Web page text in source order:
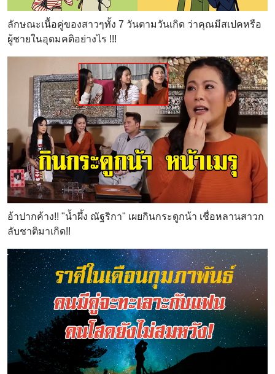
ลักษณะเนื้อคู่ของสาวๆทั้ง 7 วันตามวันเกิด ว่าคุณมีสเปคหรือ
ผู้ชายในอุดมคติอย่างไร !!!
อ้าปากค้าง!! "น้ำผึ้ง ณัฐริกา" เผยกินกระดูกน้า เชื่อหลานสาวก
ลับชาติมาเกิด!!